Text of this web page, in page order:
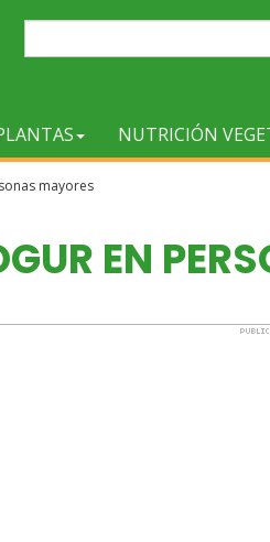
NUTRICIÓN
mayores
EN